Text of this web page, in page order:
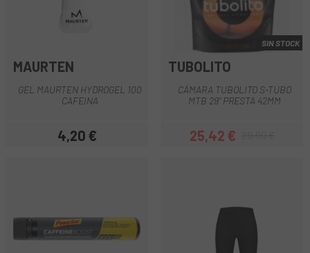
MAURTEN
GEL MAURTEN HYDROGEL 100
CAFEINA
Precio
4,20 €
SIN STOCK
TUBOLITO
CÁMARA TUBOLITO S-TUBO
MTB 29" PRESTA 42MM
Precio
25,42 €Precio regular